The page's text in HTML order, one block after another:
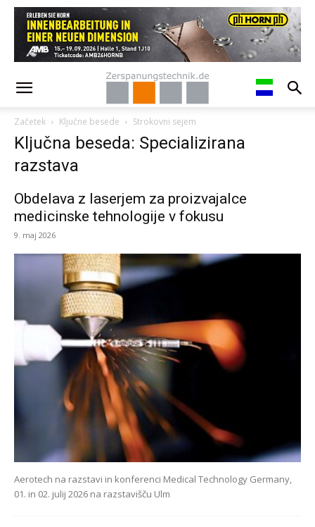
Začetek Ključne besede Strokovni sejem
Ključna beseda: Specializirana
razstava
Obdelava z laserjem za proizvajalce
medicinske tehnologije v fokusu
9. maj 2026
Aerotech na razstavi in konferenci Medical Technology Germany,
01. in 02. julij 2026 na razstavišču Ulm